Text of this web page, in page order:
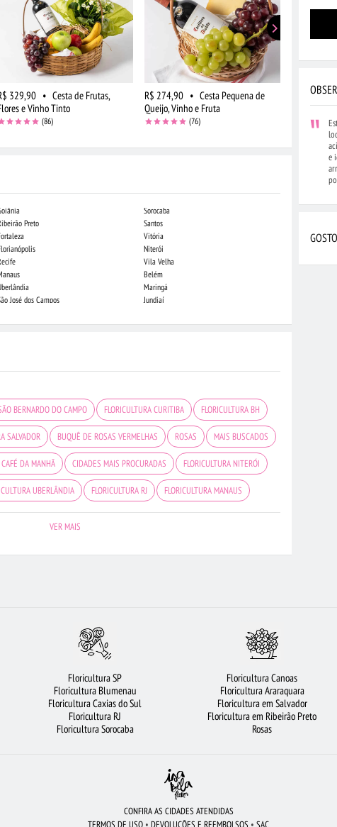
329,90 • Cesta de Frutas,
e Vinho Tinto
(86)
R$ 274,90 • Cesta Pequena de
Queijo, Vinho e Fruta
(76)
R$ 274,90
Fruta,
Preto
José dos Campos
Sorocaba
Santos
Vitória
Niterói
Vila Velha
Belém
Maringá
Jundiaí
Londrina
BERNARDO DO CAMPO FLORICULTURA CURITIBA FLORICULTURA BH
SALVADOR BUQUÊ DE ROSAS VERMELHAS ROSAS MAIS BUSCADOS
DA MANHÃ CIDADES MAIS PROCURADAS FLORICULTURA NITERÓI
UBERLÂNDIA FLORICULTURA RJ FLORICULTURA MANAUS
FLORICULTURA PORTO ALEGRE
BUQUÊ DE 12 ROSAS VERMELHAS CESTA DE CHOCOLATE
FLORICULTURA JUNDIAÍ FLORES DO CAMPO URSO DE PELÚCIA
FLORICULTURA SÃO JOSÉ DOS CAMPOS
VER MAIS
e
Floricultura SP
Floricultura Blumenau
Floricultura Caxias do Sul
Floricultura RJ
Floricultura Sorocaba
Floricultura Canoas
Floricultura Araraquara
Floricultura em Salvador
Floricultura em Ribeirão Preto
Rosas
CONFIRA AS CIDADES ATENDIDAS
TERMOS DE USO • DEVOLUÇÕES E REEMBOLSOS • SAC